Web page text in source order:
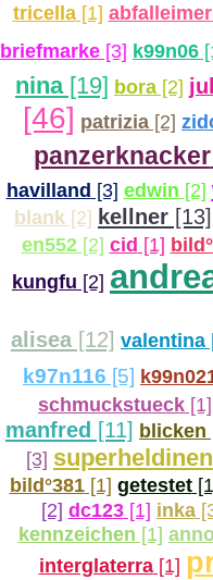
tricella[1] abfalleimer
briefmarke [3] k99n06
nina[19] bora [2]
[46] patrizia [2]
panzerknacker
havilland [3] edwin [2]
blank [2] kellner [13]
en552[2] cid [1]
kungfu [2]
alisea [12] valentina
k97n116 [5]
schmuckstueck [1]
manfred [11] blicken
[3] superheldinen
bild°381[1] getestet
[2] dc123[1] inka
kennzeichen [1]
interglaterra[1]